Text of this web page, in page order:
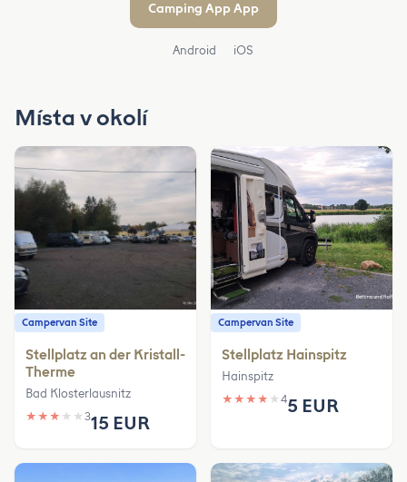
Camping App App
Android iOS
Místa v okolí
Campervan Site
Stellplatz an der Kristall-
Therme
Bad Klosterlausnitz
★ ★ ★ ★ ★ 315 EUR
Campervan Site
Stellplatz Hainspitz
Hainspitz
★ ★ ★ ★ ★ 45 EUR